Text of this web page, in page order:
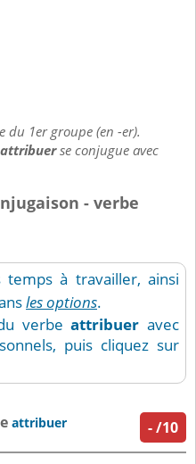
du 1er groupe (en -er).
se conjugue avec
- verbe
temps à travailler, ainsi
les options.
verbeattribuer avec
puis cliquez sur
-/10
attribuer